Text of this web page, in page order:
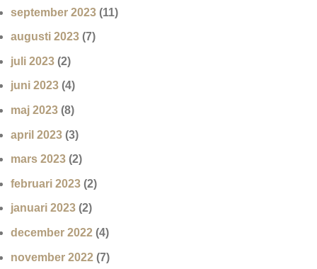
september 2023 (11)
augusti 2023 (7)
juli 2023 (2)
juni 2023 (4)
maj 2023 (8)
april 2023 (3)
mars 2023 (2)
februari 2023 (2)
januari 2023 (2)
december 2022 (4)
november 2022 (7)